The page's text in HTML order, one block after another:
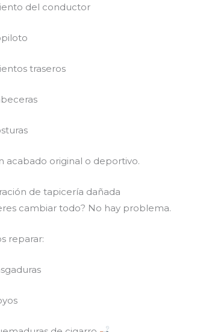
del conductor
traseros
acabado original o deportivo.
de tapicería dañada
cambiar todo? No hay problema.
reparar: